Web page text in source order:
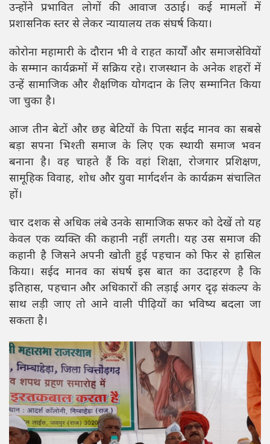
उन्होंने प्रभावित लोगों की आवाज उठाई। कई मामलों में
प्रशासनिक स्तर से लेकर न्यायालय तक संघर्ष किया।
कोरोना महामारी के दौरान भी वे राहत कार्यों और समाजसेवियों
के सम्मान कार्यक्रमों में सक्रिय रहे। राजस्थान के अनेक शहरों में
उन्हें सामाजिक और शैक्षणिक योगदान के लिए सम्मानित किया
जा चुका है।
आज तीन बेटों और छह बेटियों के पिता सईद मानव का सबसे
बड़ा सपना भिश्ती समाज के लिए एक स्थायी समाज भवन
बनाना है। वह चाहते हैं कि वहां शिक्षा, रोजगार प्रशिक्षण,
सामूहिक विवाह, शोध और युवा मार्गदर्शन के कार्यक्रम संचालित
हों।
चार दशक से अधिक लंबे उनके सामाजिक सफर को देखें तो यह
केवल एक व्यक्ति की कहानी नहीं लगती। यह उस समाज की
कहानी है जिसने अपनी खोती हुई पहचान को फिर से हासिल
किया। सईद मानव का संघर्ष इस बात का उदाहरण है कि
इतिहास, पहचान और अधिकारों की लड़ाई अगर दृढ़ संकल्प के
साथ लड़ी जाए तो आने वाली पीढ़ियों का भविष्य बदला जा
सकता है।